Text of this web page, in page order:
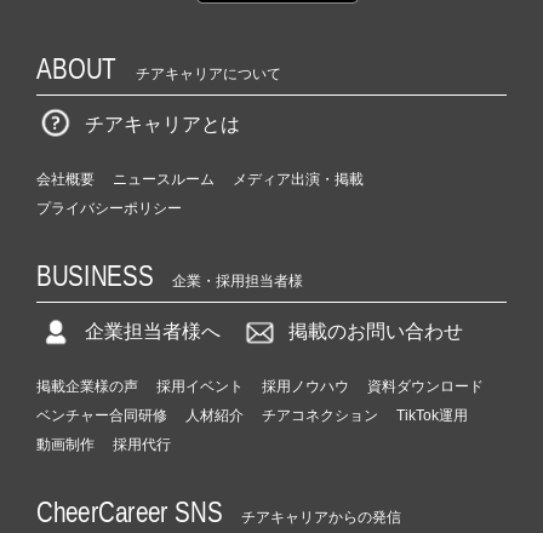
ABOUT チアキャリアについて
チアキャリアとは
会社概要 ニュースルーム
メディア出演・掲載
プライバシーポリシー
BUSINESS 企業・採用担当者様
企業担当者様へ 掲載のお問い合わせ
掲載企業様の声 採用イベント 採用ノウハウ
資料ダウンロード
ベンチャー合同研修
人材紹介 チアコネクション
TikTok運用
動画制作
採用代行
CheerCareer SNS チアキャリアからの発信